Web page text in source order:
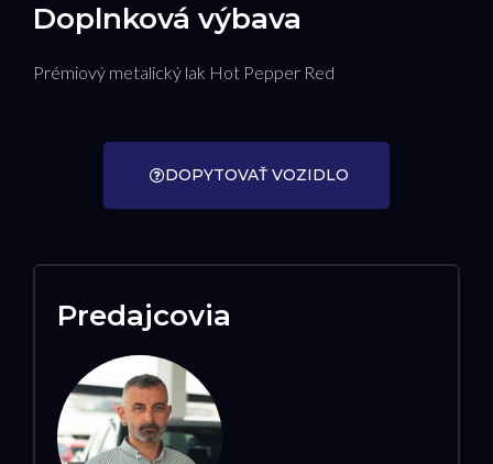
Doplnková výbava
Prémiový metalický lak Hot Pepper Red
DOPYTOVAŤ VOZIDLO
Predajcovia